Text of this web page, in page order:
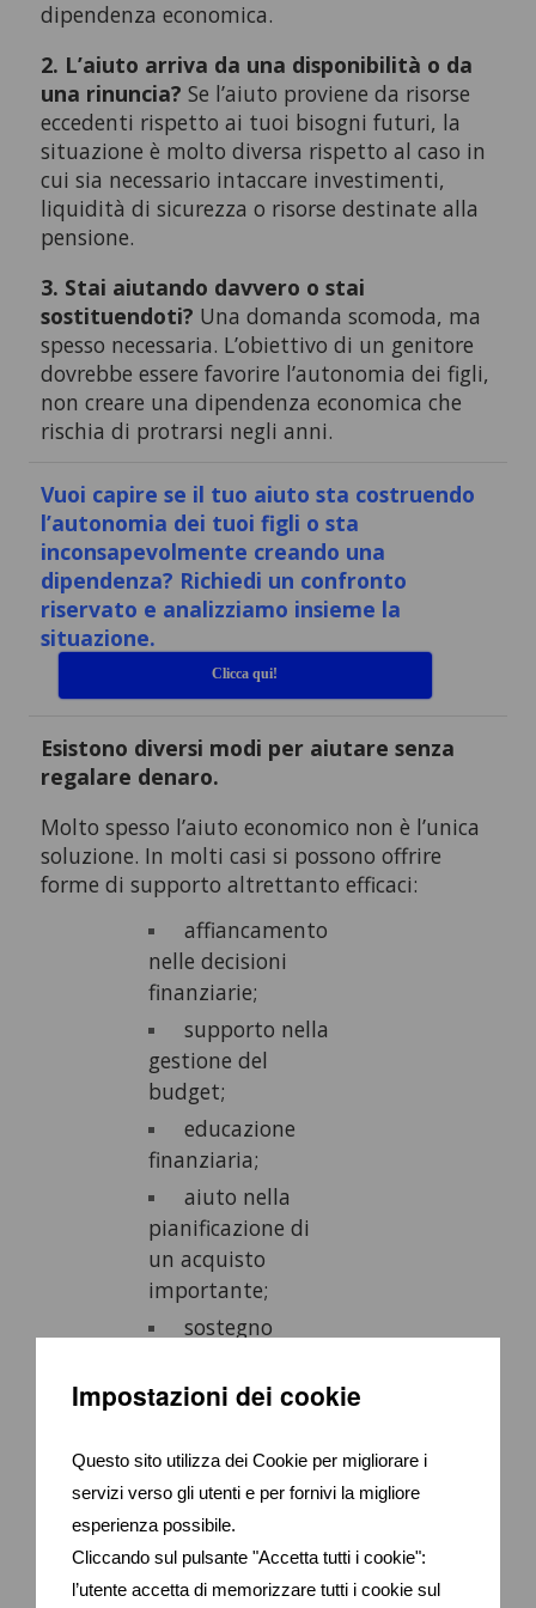
Impostazioni dei cookie
Questo sito utilizza dei Cookie per migliorare i
servizi verso gli utenti e per fornivi la migliore
esperienza possibile.
Cliccando sul pulsante "Accetta tutti i cookie":
l’utente accetta di memorizzare tutti i cookie sul
dipendenza economica.
2. L’aiuto arriva da una disponibilità o da
una rinuncia? Se l’aiuto proviene da risorse
eccedenti rispetto ai tuoi bisogni futuri, la
situazione è molto diversa rispetto al caso in
cui sia necessario intaccare investimenti,
liquidità di sicurezza o risorse destinate alla
pensione.
3. Stai aiutando davvero o stai
sostituendoti? Una domanda scomoda, ma
spesso necessaria. L’obiettivo di un genitore
dovrebbe essere favorire l’autonomia dei figli,
non creare una dipendenza economica che
rischia di protrarsi negli anni.
Vuoi capire se il tuo aiuto sta costruendo
l’autonomia dei tuoi figli o sta
inconsapevolmente creando una
dipendenza? Richiedi un confronto
riservato e analizziamo insieme la
situazione.
Clicca qui!
Esistono diversi modi per aiutare senza
regalare denaro.
Molto spesso l’aiuto economico non è l’unica
soluzione. In molti casi si possono offrire
forme di supporto altrettanto efficaci:
affiancamento
nelle decisioni
finanziarie;
supporto nella
gestione del
budget;
educazione
finanziaria;
aiuto nella
pianificazione di
un acquisto
importante;
sostegno
gestione dei figli o
quotidiana.
A volte il vero valore che possiamo
trasferire ai nostri figli non è il denaro.
l’esperienza.